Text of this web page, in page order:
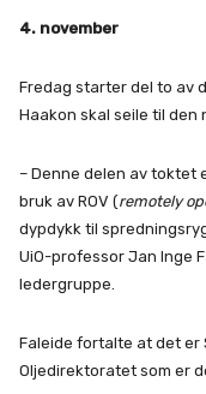
4. november
Fredag starter del to av
Haakon skal seile til den
– Denne delen av toktet
bruk av ROV (remotely
dypdykk til
UiO-professor Jan Inge
ledergruppe.
Faleide fortalte at det er
Oljedirektoratet som er